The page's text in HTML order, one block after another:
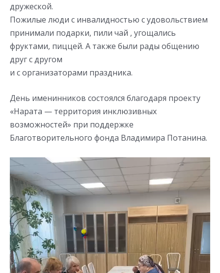
дружеской.
Пожилые люди с инвалидностью с удовольствием
принимали подарки, пили чай , угощались
фруктами, пиццей. А также были рады общению
друг с другом
и с организаторами праздника.
День именинников состоялся благодаря проекту
«Нарата — территория инклюзивных
возможностей» при поддержке
Благотворительного фонда Владимира Потанина.